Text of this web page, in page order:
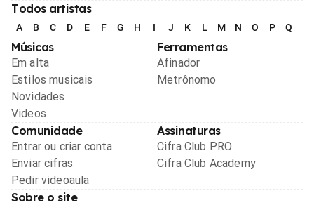
Todos artistas
A B C D E F G H I J K L M N O P Q
Músicas
Em alta
Estilos musicais
Novidades
Videos
Ferramentas
Afinador
Metrônomo
Comunidade
Entrar ou criar conta
Enviar cifras
Pedir videoaula
Assinaturas
Cifra Club PRO
Cifra Club Academy
Sobre o site